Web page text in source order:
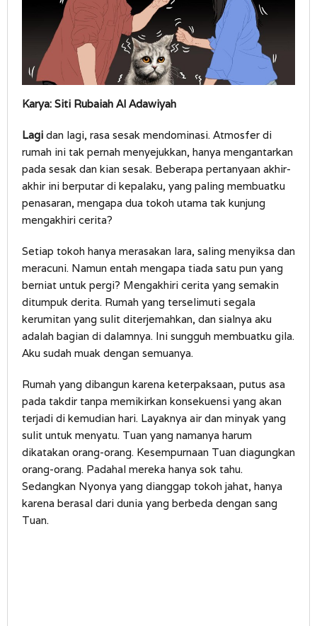
Karya: Siti Rubaiah Al Adawiyah
Lagi dan lagi, rasa sesak mendominasi. Atmosfer di
rumah ini tak pernah menyejukkan, hanya mengantarkan
pada sesak dan kian sesak. Beberapa pertanyaan akhir-
akhir ini berputar di kepalaku, yang paling membuatku
penasaran, mengapa dua tokoh utama tak kunjung
mengakhiri cerita?
Setiap tokoh hanya merasakan lara, saling menyiksa dan
meracuni. Namun entah mengapa tiada satu pun yang
berniat untuk pergi? Mengakhiri cerita yang semakin
ditumpuk derita. Rumah yang terselimuti segala
kerumitan yang sulit diterjemahkan, dan sialnya aku
adalah bagian di dalamnya. Ini sungguh membuatku gila.
Aku sudah muak dengan semuanya.
Rumah yang dibangun karena keterpaksaan, putus asa
pada takdir tanpa memikirkan konsekuensi yang akan
terjadi di kemudian hari. Layaknya air dan minyak yang
sulit untuk menyatu. Tuan yang namanya harum
dikatakan orang-orang. Kesempurnaan Tuan diagungkan
orang-orang. Padahal mereka hanya sok tahu.
Sedangkan Nyonya yang dianggap tokoh jahat, hanya
karena berasal dari dunia yang berbeda dengan sang
Tuan.